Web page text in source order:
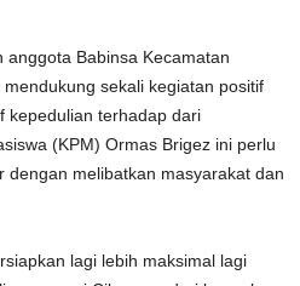
anggota Babinsa Kecamatan
sekali kegiatan positif
kepedulian terhadap dari
(KPM) Ormas Brigez ini perlu
dengan melibatkan masyarakat dan
lagi lebih maksimal lagi